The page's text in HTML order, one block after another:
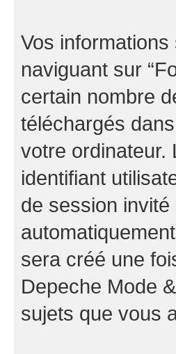
Vos
naviguant sur
certain nombre
téléchargés
votre ordinateur.
identifiant
de session invité
sera créé une
Depeche Mode
sujets que vous